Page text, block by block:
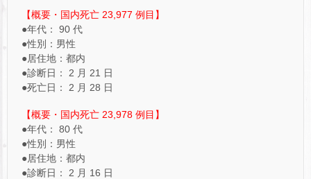
【概要・国内死亡 23,977 例目】
●年代： 90 代
●性別：男性
●居住地：都内
●診断日： 2 月 21 日
●死亡日： 2 月 28 日
【概要・国内死亡 23,978 例目】
●年代： 80 代
●性別：男性
●居住地：都内
●診断日： 2 月 16 日